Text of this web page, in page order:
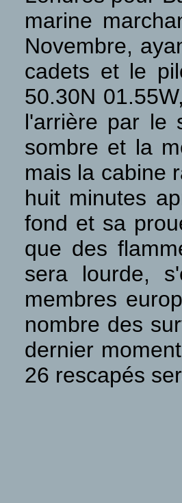
marine
Novembre,
cadets et le
50.30N
l'arrière par le
sombre et la
mais la cabine
huit minutes
fond et sa
que des
sera lourde,
membres
nombre des
dernier
26 rescapés